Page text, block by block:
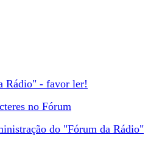
Rádio" - favor ler!
no Fórum
do "Fórum da Rádio"